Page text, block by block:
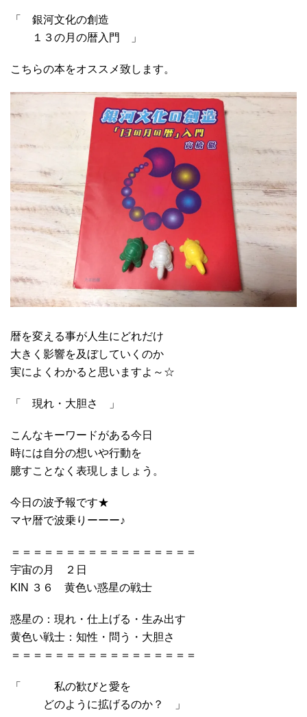
「 銀河文化の創造
１３の月の暦入門 」
こちらの本をオススメ致します。
暦を変える事が人生にどれだけ
大きく影響を及ぼしていくのか
実によくわかると思いますよ～☆
「 現れ・大胆さ 」
こんなキーワードがある今日
時には自分の想いや行動を
臆すことなく表現しましょう。
今日の波予報です★
マヤ暦で波乗りーーー♪
＝＝＝＝＝＝＝＝＝＝＝＝＝＝＝＝＝
宇宙の月 ２日
KIN ３６ 黄色い惑星の戦士
惑星の：現れ・仕上げる・生み出す
黄色い戦士：知性・問う・大胆さ
＝＝＝＝＝＝＝＝＝＝＝＝＝＝＝＝＝
「 私の歓びと愛を
どのように拡げるのか？ 」